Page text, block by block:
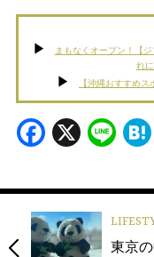
まもなくオープン！【
れ
【沖縄おすすめ
Facebook
X Line
東京